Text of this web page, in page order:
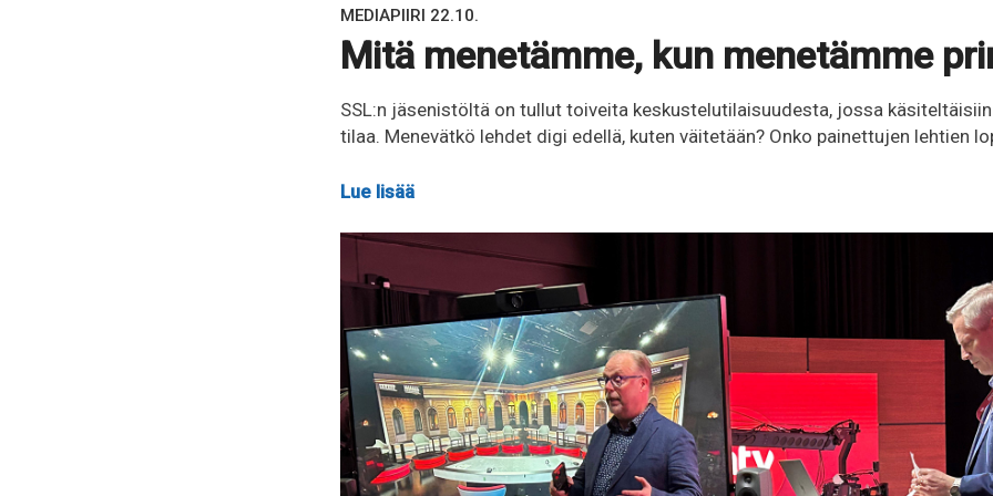
MEDIAPIIRI 22.10.
Mitä menetämme, kun menetämme
SSL:n jäsenistöltä on tullut toiveita keskustelutilaisuudesta, jossa
tilaa. Menevätkö lehdet digi edellä, kuten väitetään? Onko painettujen lehtien
Lue lisää